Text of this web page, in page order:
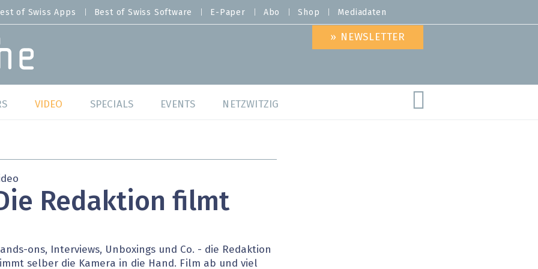
of Swiss Apps Best of Swiss Software E-Paper Abo Shop Mediadaten
» NEWSLETTER
Swiss Software
VIDEO SPECIALS
Cybersecurity
Cloud & Managed Services
EVENTS
Best of Swiss Software
NETZWITZIG
Redaktion filmt
ons, Interviews, Unboxings und Co. - die Redaktion
selber die Kamera in die Hand. Film ab und viel